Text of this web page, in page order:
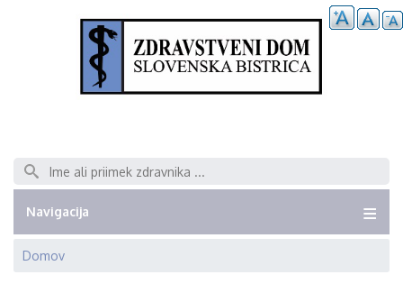
Išči
Navigacija
Breadcrumb
Domov